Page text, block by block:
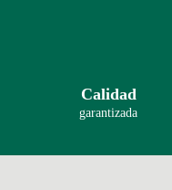
Calidad
garantizada